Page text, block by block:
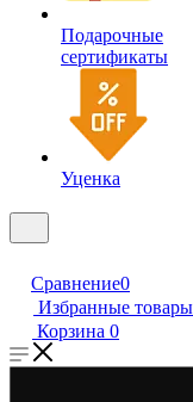
Подарочные
сертификаты
Уценка
Сравнение0
Избранные товары
Корзина 0